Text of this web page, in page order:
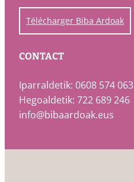
Télécharger Biba Ardoak
CONTACT
Iparraldetik: 0608 574 063
Hegoaldetik: 722 689 246
info@bibaardoak.eus